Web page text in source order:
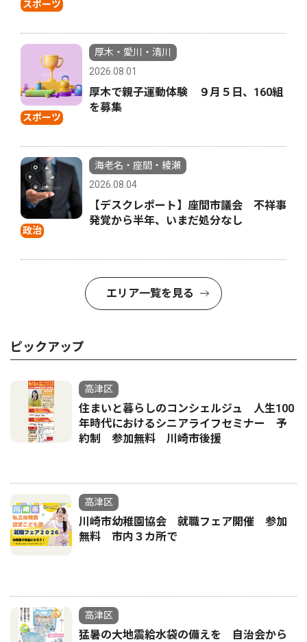
スポーツ
スポーツ
厚木・愛川・清川
2026.08.01
厚木で親子運動体験 ９月５日、160組
を募集
政治
海老名・座間・綾瀬
2026.08.04
【デスクレポート】座間市議会 不祥事
発覚から半年、いまだ処分なし
エリア一覧を見る
ピックアップ
高津区
住まいと暮らしのコンシェルジュ 人生100
年時代におけるシニアライフセミナー 予
約制 参加無料 川崎市後援
高津区
川崎市幼稚園協会 就職フェア開催 参加
無料 市内３カ所で
高津区
猛暑の大地震給水袋の備えを 自治会から